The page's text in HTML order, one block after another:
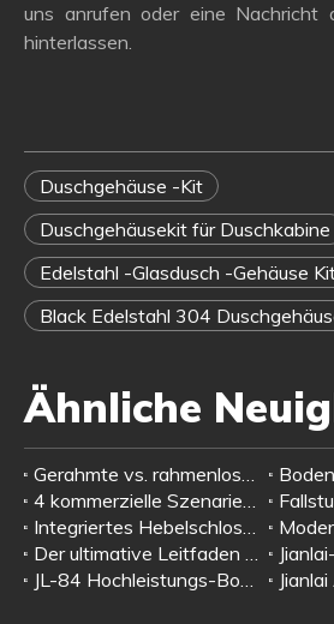
uns anrufen oder eine Nachricht
hinterlassen.
Duschgehäuse -Kit
Duschgehäusekit für Duschkabine
Edelstahl -Glasdusch -Gehäuse
Black Edelstahl 304
Ähnliche
Gerahmte vs. rahmenlose Duschtürbeschläge: Warum rahmenlose Designs auf Glasklemmen, Duschscharniere und Zuggriffe angewiesen sind
4 kommerzielle Szenarien und echte Nutzerbewertungen | Jianlai H-Typ Edelstahl-Glastürgriff mit Schloss
Integriertes Hebelschloss für Glastüren: All-in-One-Schloss- und Griffdesign für rahmenlose Glastüren | Jianlai-Hardware
Der ultimative Leitfaden zur Auswahl von Standard-Türschließern: Wählen Sie das richtige Modell nach Türgewicht und Anwendung
JL-84 Hochleistungs-Bodenfeder | Hochwertiger hydraulischer Türschließer für Gewerbegebäude